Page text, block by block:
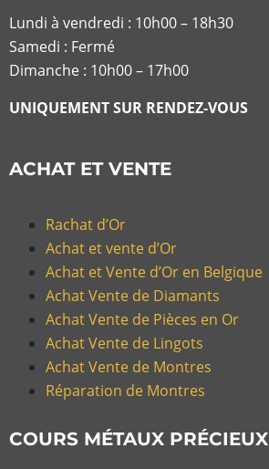
Lundi à vendredi : 10h00 – 18h30
Samedi : Fermé
Dimanche : 10h00 – 17h00
UNIQUEMENT SUR RENDEZ-VOUS
ACHAT ET VENTE
Rachat d’Or
Achat et vente d’Or
Achat et Vente d’Or en Belgique
Achat Vente de Diamants
Achat Vente de Pièces en Or
Achat Vente de Lingots
Achat Vente de Montres
Réparation de Montres
COURS MÉTAUX PRÉCIEUX